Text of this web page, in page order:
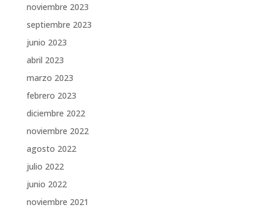
noviembre 2023
septiembre 2023
junio 2023
abril 2023
marzo 2023
febrero 2023
diciembre 2022
noviembre 2022
agosto 2022
julio 2022
junio 2022
noviembre 2021